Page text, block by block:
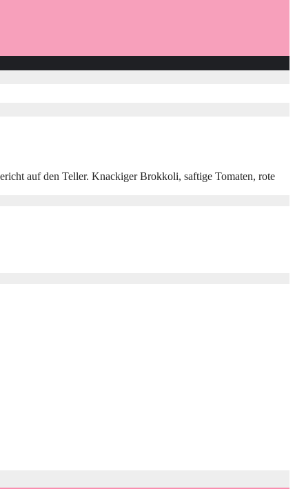
auf den Teller. Knackiger Brokkoli, saftige Tomaten, rote